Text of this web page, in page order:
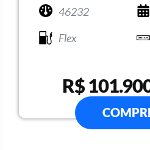
46232
Flex
R$